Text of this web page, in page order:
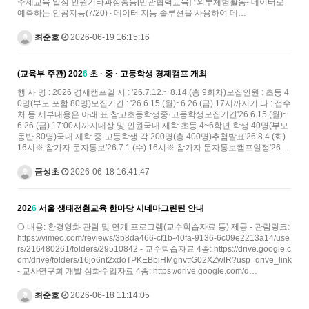
주제교육 일정 인원기타과정중등[민관협력교육] *외부체험활동- 데이터로
예측하는 인공지능(7/20) ∙ 데이터 지능 솔루션을 사용하여 데…
최준호 2026-06-19 16:15:16
(교육부 주관) 2026 초 · 중 · 고등학생 경제캠프 개최
행 사 명 : 2026 경제캠프일 시 : '26.7.12.~ 8.14.(총 9회차)모집인원 : 초등 4
0명(부모 포함 80명)모집기간 : '26.6.15.(월)~6.26.(금) 17시까지기 타 : 접수
처 등 세부내용은 아래 표 참고초등학생중·고등학생모집기간'26.6.15.(월)~
6.26.(금) 17:00시까지대상 및 인원국내 재학 초등 4~6학년 학생 40명(부모
동반 80명)국내 재학 중·고등학생 각 200명(총 400명)추첨발표'26.8.4.(화)
16시※ 참가자 문자통보'26.7.1.(수) 16시※ 참가자 문자통보캠프일정'26…
금성초 2026-06-18 16:41:47
2026 서울 생태전환교육 한마당 시네마그린틴 안내
❍ 내용: 환경영화 관람 및 연계 프로그램(교수학습자료 등) 제공 - 관람링크:
https://vimeo.com/reviews/3b8da466-cf1b-40fa-9136-6c09e2213a14/use
rs/216480261/folders/29510842 - 교수학습자료 4종: https://drive.google.c
om/drive/folders/16jo6nt2xdoTPKEBbiHMghvtfG02XZwlR?usp=drive_link
- 교사연구회 개발 심화수업자료 4종: https://drive.google.com/d…
최준호 2026-06-18 11:14:05